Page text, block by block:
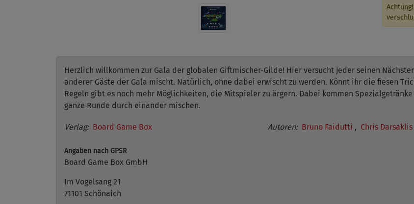
Herzlich willkommen zur Gala der globalen Giftmischer-Gilde! Hier versucht jeder seinen
anderer Gäste der Gala mischt. Natürlich, ohne dabei erwischt zu werden. Könnt ihr die fiesen
Regeln gibt es noch mehr Möglichkeiten, die Mitspieler zu ärgern. Dabei kommen
ganze Runde durch einander mischen.
Verlag: Board Game Box
Angaben nach GPSR
Board Game Box GmbH
Im Vogelsang 21
71101 Schönaich
Autoren: Bruno Faidutti , Chris Darsaklis